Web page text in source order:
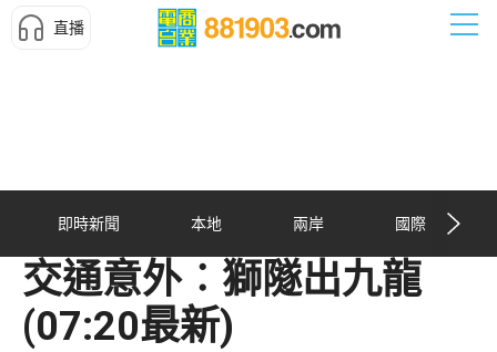
直播
即時新聞 本地 兩岸 國際
交通意外︰獅隧出九龍
(07:20最新)